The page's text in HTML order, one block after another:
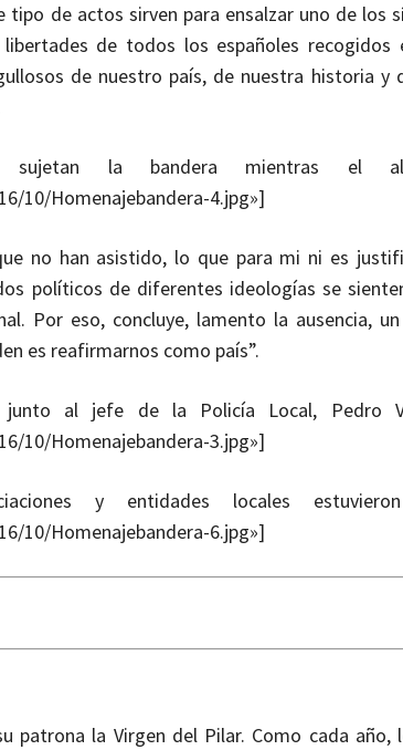
de actos sirven para ensalzar uno de los
de todos los españoles recogidos
de nuestro país, de nuestra historia y
sujetan la bandera mientras el
10/Homenajebandera-4.jpg»]
no han asistido, lo que para mi ni es
políticos de diferentes ideologías se
Por eso, concluye, lamento la ausencia,
es reafirmarnos como país”.
al jefe de la Policía Local, Pedro
10/Homenajebandera-3.jpg»]
y entidades locales
10/Homenajebandera-6.jpg»]
patrona la Virgen del Pilar. Como cada